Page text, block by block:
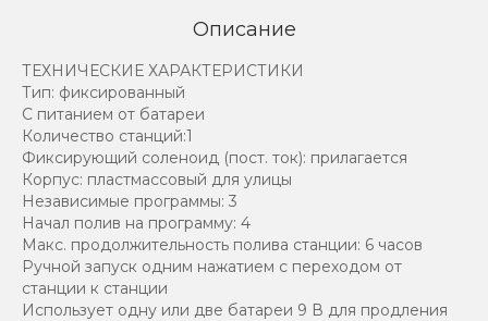
Описание
ТЕХНИЧЕСКИЕ ХАРАКТЕРИСТИКИ
Тип: фиксированный
С питанием от батареи
Количество станций:1
Фиксирующий соленоид (пост. ток): прилагается
Корпус: пластмассовый для улицы
Независимые программы: 3
Начал полив на программу: 4
Макс. продолжительность полива станции: 6 часов
Ручной запуск одним нажатием с переходом от
станции к станции
Использует одну или две батареи 9 В для продления